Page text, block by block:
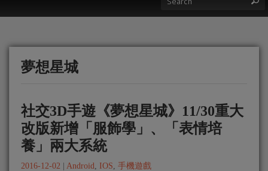
夢想星城
社交3D手遊《夢想星城》11/30重大
改版新增「服飾學」、「表情培
養」兩大系統
2016-12-02 Android, IOS, 手機遊戲